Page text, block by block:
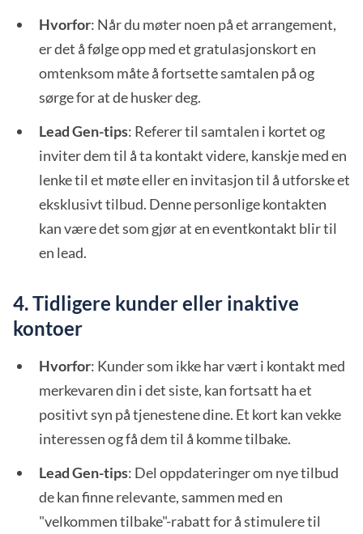
Hvorfor: Når du møter noen på et arrangement,
er det å følge opp med et gratulasjonskort en
omtenksom måte å fortsette samtalen på og
sørge for at de husker deg.
Lead Gen-tips: Referer til samtalen i kortet og
inviter dem til å ta kontakt videre, kanskje med en
lenke til et møte eller en invitasjon til å utforske et
eksklusivt tilbud. Denne personlige kontakten
kan være det som gjør at en eventkontakt blir til
en lead.
4. Tidligere kunder eller inaktive
kontoer
Hvorfor: Kunder som ikke har vært i kontakt med
merkevaren din i det siste, kan fortsatt ha et
positivt syn på tjenestene dine. Et kort kan vekke
interessen og få dem til å komme tilbake.
Lead Gen-tips: Del oppdateringer om nye tilbud
de kan finne relevante, sammen med en
"velkommen tilbake"-rabatt for å stimulere til